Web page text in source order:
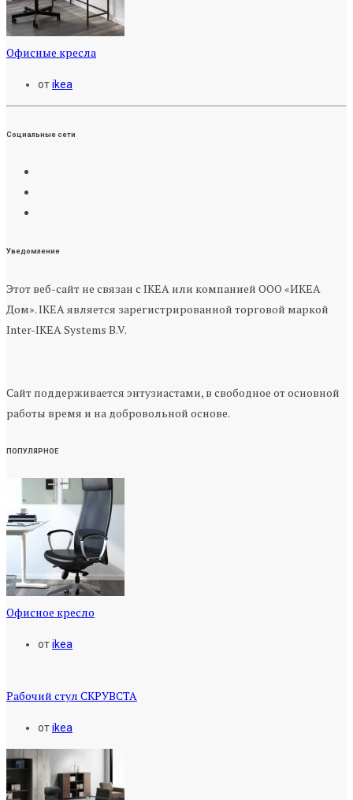
Офисные кресла
отikea
Социальные сети
Уведомление
Этот веб-сайт не связан с IKEA или компанией ООО «ИКЕА
Дом». IKEA является зарегистрированной торговой маркой
Inter-IKEA Systems B.V.
Сайт поддерживается энтузиастами, в свободное от основной
работы время и на добровольной основе.
ПОПУЛЯРНОЕ
Офисное кресло
отikea
Рабочий стул СКРУВСТА
отikea